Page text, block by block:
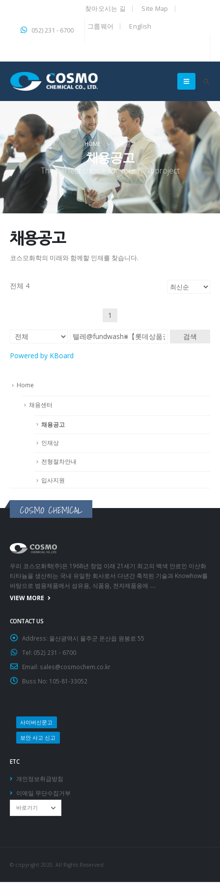
052) 231 - 6700
찾아오시는 길 Site Map
그룹웨어 English
HOME 채용공고
채용공고
The perfect choice for your next project
채용공고
코스모화학의 미래와 함께할 인재를 찾습니다.
전체 4
1
검색
Powered by KBoard
Home
채용센터
채용공고
인재상
전형절차안내
입사지원
COSMO CHEMICAL
우리 코스모화학(주)은 1968년 창업 이래 21세기 최고의 백색 안료인 이산화
티타늄을 생산하는 국내 유일한 회사로서 다년간 축적된 기술과 Knowhow를
바탕으로 범용제품에서 섬유용, 식품용, 전자제품용에 ….
VIEW MORE
CONTACT US
Address: 울산광역시 울주군 온산읍 원봉로 55
Tel: 052) 231 - 6700
Email: sales@cosmochem.co.kr
Buss No: 105-81-33052
사이버신문고
보안 사고 신고
ETC
개인정보취급방침
이메일 무단수집거부
© copyright 2020. All Rights Reserved.